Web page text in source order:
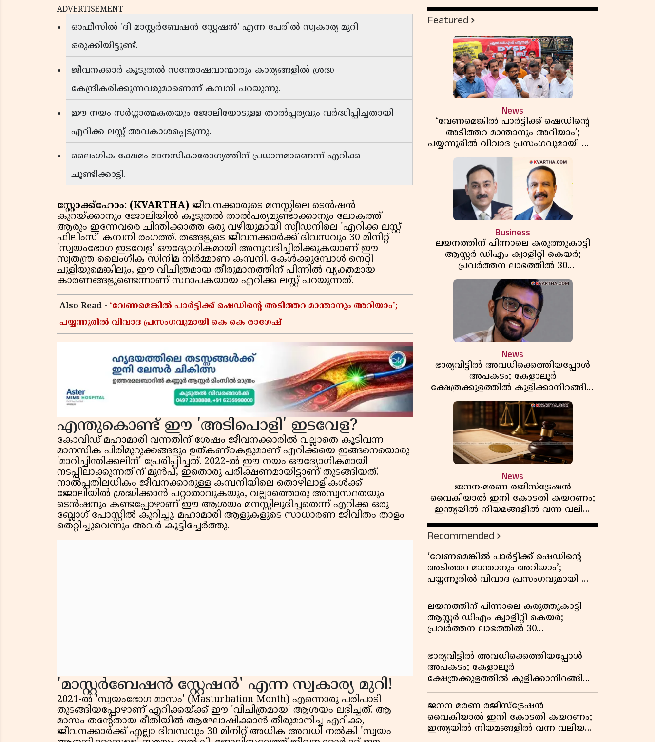
ADVERTISEMENT
ഓഫീസിൽ 'ദി മാസ്റ്റർബേഷൻ സ്റ്റേഷൻ' എന്ന പേരിൽ സ്വകാര്യ മുറി
ഒരുക്കിയിട്ടുണ്ട്.
ജീവനക്കാർ കൂടുതൽ സന്തോഷവാന്മാരും കാര്യങ്ങളിൽ ശ്രദ്ധ
കേന്ദ്രീകരിക്കുന്നവരുമാണെന്ന് കമ്പനി പറയുന്നു.
ഈ നയം സർഗ്ഗാത്മകതയും ജോലിയോടുള്ള താൽപ്പര്യവും വർദ്ധിപ്പിച്ചതായി
എറിക്ക ലസ്റ്റ് അവകാശപ്പെടുന്നു.
ലൈംഗിക ക്ഷേമം മാനസികാരോഗ്യത്തിന് പ്രധാനമാണെന്ന് എറിക്ക
ചൂണ്ടിക്കാട്ടി.
സ്റ്റോക്ക്ഹോം: (KVARTHA) ജീവനക്കാരുടെ മനസ്സിലെ ടെൻഷൻ
കുറയ്ക്കാനും ജോലിയിൽ കൂടുതൽ താൽപര്യമുണ്ടാക്കാനും ലോകത്ത്
ആരും ഇന്നേവരെ ചിന്തിക്കാത്ത ഒരു വഴിയുമായി സ്വീഡനിലെ 'എറിക്ക ലസ്റ്റ്
ഫിലിംസ്' കമ്പനി രംഗത്ത്. തങ്ങളുടെ ജീവനക്കാർക്ക് ദിവസവും 30 മിനിറ്റ്
'സ്വയംഭോഗ ഇടവേള' ഔദ്യോഗികമായി അനുവദിച്ചിരിക്കുകയാണ് ഈ
സ്വതന്ത്ര ലൈംഗീക സിനിമ നിർമ്മാണ കമ്പനി. കേൾക്കുമ്പോൾ നെറ്റി
ചുളിയുമെങ്കിലും, ഈ വിചിത്രമായ തീരുമാനത്തിന് പിന്നിൽ വ്യക്തമായ
കാരണങ്ങളുണ്ടെന്നാണ് സ്ഥാപകയായ എറിക്ക ലസ്റ്റ് പറയുന്നത്.
Also Read - ‘വേണമെങ്കിൽ പാർട്ടിക്ക് ഷെഡിൻ്റെ അടിത്തറ മാന്താനും അറിയാം’;
പയ്യന്നൂരിൽ വിവാദ പ്രസംഗവുമായി കെ കെ രാഗേഷ്
എന്തുകൊണ്ട് ഈ 'അടിപൊളി' ഇടവേള?
കോവിഡ് മഹാമാരി വന്നതിന് ശേഷം ജീവനക്കാരിൽ വല്ലാതെ കൂടിവന്ന
മാനസിക പിരിമുറുക്കങ്ങളും ഉത്കണ്ഠകളുമാണ് എറിക്കയെ ഇങ്ങനെയൊരു
'മാറിച്ചിന്തിക്കലിന്' പ്രേരിപ്പിച്ചത്. 2022-ൽ ഈ നയം ഔദ്യോഗികമായി
നടപ്പിലാക്കുന്നതിന് മുൻപ്, ഇതൊരു പരീക്ഷണമായിട്ടാണ് തുടങ്ങിയത്.
നാൽപ്പതിലധികം ജീവനക്കാരുള്ള കമ്പനിയിലെ തൊഴിലാളികൾക്ക്
ജോലിയിൽ ശ്രദ്ധിക്കാൻ പറ്റാതാവുകയും, വല്ലാത്തൊരു അസ്വസ്ഥതയും
ടെൻഷനും കണ്ടപ്പോഴാണ് ഈ ആശയം മനസ്സിലുദിച്ചതെന്ന് എറിക്ക ഒരു
ബ്ലോഗ് പോസ്റ്റിൽ കുറിച്ചു. മഹാമാരി ആളുകളുടെ സാധാരണ ജീവിതം താളം
തെറ്റിച്ചുവെന്നും അവർ കൂട്ടിച്ചേർത്തു.
'മാസ്റ്റർബേഷൻ സ്റ്റേഷൻ' എന്ന സ്വകാര്യ മുറി!
2021-ൽ 'സ്വയംഭോഗ മാസം' (Masturbation Month) എന്നൊരു പരിപാടി
തുടങ്ങിയപ്പോഴാണ് എറിക്കയ്ക്ക് ഈ 'വിചിത്രമായ' ആശയം ലഭിച്ചത്. ആ
മാസം തന്റേതായ രീതിയിൽ ആഘോഷിക്കാൻ തീരുമാനിച്ച എറിക്ക,
ജീവനക്കാർക്ക് എല്ലാ ദിവസവും 30 മിനിറ്റ് അധിക അവധി നൽകി 'സ്വയം
Featured
News
‘വേണമെങ്കിൽ പാർട്ടിക്ക് ഷെഡിൻ്റെ
അടിത്തറ മാന്താനും അറിയാം’;
പയ്യന്നൂരിൽ വിവാദ പ്രസംഗവുമായി കെ
കെ രാഗേഷ്
Business
ലയനത്തിന് പിന്നാലെ കരുത്തുകാട്ടി
ആസ്റ്റർ ഡിഎം ക്വാളിറ്റി കെയർ;
പ്രവർത്തന ലാഭത്തിൽ 30
ശതമാനത്തിൻ്റെ വളർച്ച,
വരുമാനത്തിലും ലാഭത്തിലും വൻ
കുതിപ്പ് രേഖപ്പെടുത്തി ആദ്യ പാദ
റിപ്പോർട്ട് പുറത്ത്
News
ഭാര്യവീട്ടിൽ അവധിക്കെത്തിയപ്പോൾ
അപകടം; കേളാലൂർ
ക്ഷേത്രക്കുളത്തിൽ കുളിക്കാനിറങ്ങിയ
യുവാവ് മുങ്ങിമരിച്ചു
News
ജനന-മരണ രജിസ്ട്രേഷൻ
വൈകിയാൽ ഇനി കോടതി കയറണം;
ഇന്ത്യയിൽ നിയമങ്ങളിൽ വന്ന വലിയ
മാറ്റങ്ങൾ അറിയാം
Recommended
‘വേണമെങ്കിൽ പാർട്ടിക്ക് ഷെഡിൻ്റെ
അടിത്തറ മാന്താനും അറിയാം’;
പയ്യന്നൂരിൽ വിവാദ പ്രസംഗവുമായി കെ
കെ രാഗേഷ്
ലയനത്തിന് പിന്നാലെ കരുത്തുകാട്ടി
ആസ്റ്റർ ഡിഎം ക്വാളിറ്റി കെയർ;
പ്രവർത്തന ലാഭത്തിൽ 30
ശതമാനത്തിൻ്റെ വളർച്ച,
വരുമാനത്തിലും ലാഭത്തിലും വൻ
കുതിപ്പ് രേഖപ്പെടുത്തി ആദ്യ പാദ
റിപ്പോർട്ട് പുറത്ത്
ഭാര്യവീട്ടിൽ അവധിക്കെത്തിയപ്പോൾ
അപകടം; കേളാലൂർ
ക്ഷേത്രക്കുളത്തിൽ കുളിക്കാനിറങ്ങിയ
യുവാവ് മുങ്ങിമരിച്ചു
ജനന-മരണ രജിസ്ട്രേഷൻ
വൈകിയാൽ ഇനി കോടതി കയറണം;
ഇന്ത്യയിൽ നിയമങ്ങളിൽ വന്ന വലിയ
മാറ്റങ്ങൾ അറിയാം